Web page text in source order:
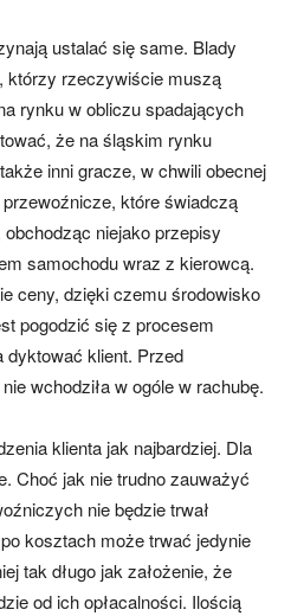
ustalać się same. Blady
którzy rzeczywiście muszą
rynku w obliczu spadających
że na śląskim rynku
inni gracze, w chwili obecnej
które świadczą
niejako przepisy
samochodu wraz z kierowcą.
ceny, dzięki czemu środowisko
pogodzić się z procesem
klient. Przed
wchodziła w ogóle w rachubę.
klienta jak najbardziej. Dla
Choć jak nie trudno zauważyć
nie będzie trwał
kosztach może trwać jedynie
tak długo jak założenie, że
od ich opłacalności. Ilością